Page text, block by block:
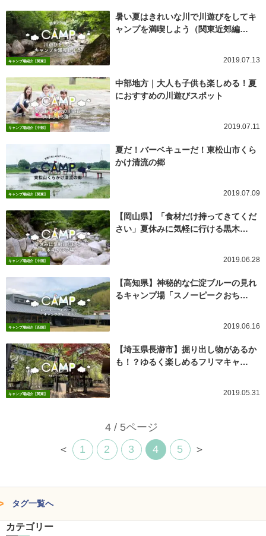
キャンプ場紹介【関東】
暑い夏はきれいな川で川遊びをしてキ
ャンプを満喫しよう（関東近郊編…
2019.07.13
キャンプ場紹介【中部】
中部地方｜大人も子供も楽しめる！夏
におすすめの川遊びスポット
2019.07.11
キャンプ場紹介【関東】
夏だ！バーベキューだ！東松山市くら
かけ清流の郷
2019.07.09
キャンプ場紹介【中国】
【岡山県】「食材だけ持ってきてくだ
さい」夏休みに気軽に行ける黒木…
2019.06.28
キャンプ場紹介【四国】
【高知県】神秘的な仁淀ブルーの見れ
るキャンプ場「スノーピークおち…
2019.06.16
キャンプ場紹介【関東】
【埼玉県長瀞市】掘り出し物があるか
も！？ゆるく楽しめるフリマキャ…
2019.05.31
4 / 5ページ
＜
1 2 3 4 5 ＞
タグ一覧へ
カテゴリー